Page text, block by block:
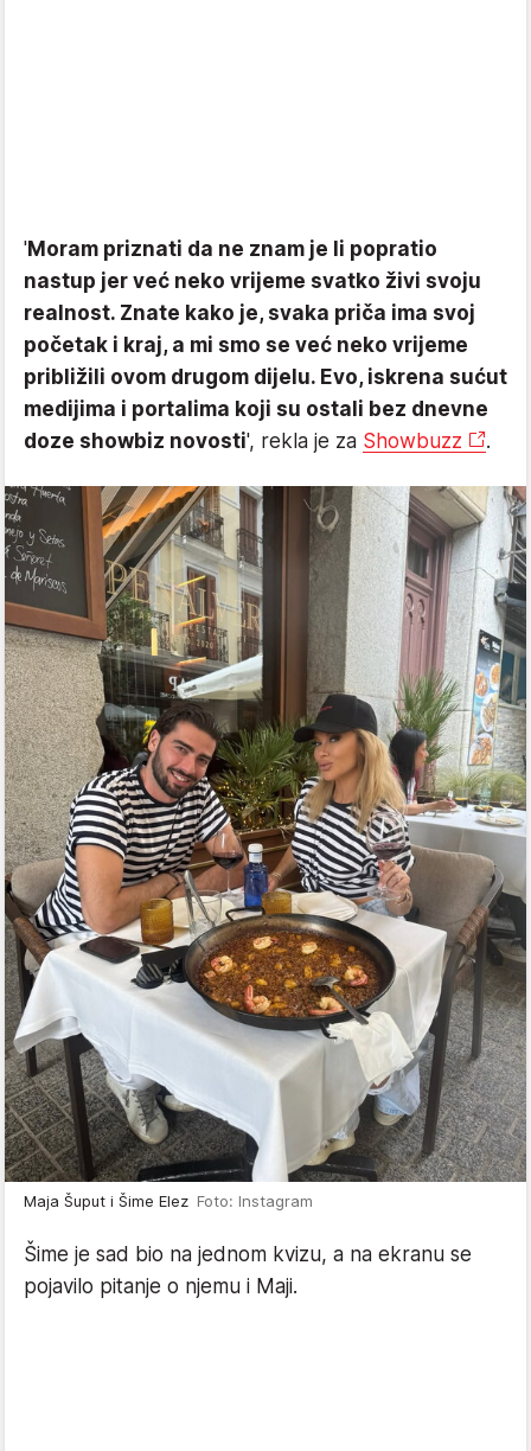
'Moram priznati da ne znam je li popratio
nastup jer već neko vrijeme svatko živi svoju
realnost. Znate kako je, svaka priča ima svoj
početak i kraj, a mi smo se već neko vrijeme
približili ovom drugom dijelu. Evo, iskrena sućut
medijima i portalima koji su ostali bez dnevne
doze showbiz novosti', rekla je za Showbuzz .
Maja Šuput i Šime Elez Foto: Instagram
Šime je sad bio na jednom kvizu, a na ekranu se
pojavilo pitanje o njemu i Maji.